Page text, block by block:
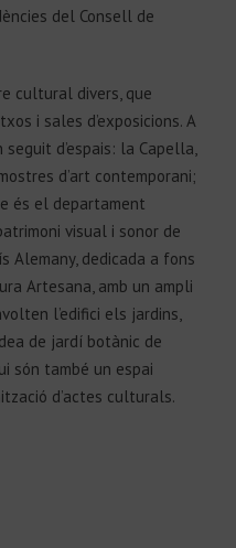
del Consell de
cultural divers, que
i sales d’exposicions. A
d’espais: la Capella,
d’art contemporani;
és el departament
visual i sonor de
Alemany, dedicada a fons
Artesana, amb un ampli
l’edifici els jardins,
de jardí botànic de
són també un espai
d’actes culturals.